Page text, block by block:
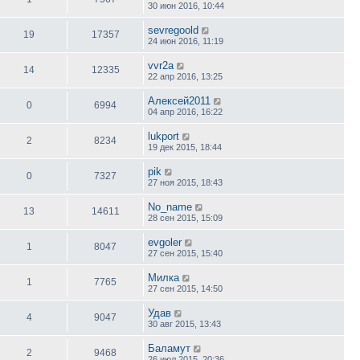
30 июн 2016, 10:44
19 17357 sevregoold
24 июн 2016, 11:19
14 12335 vvr2a
22 апр 2016, 13:25
0 6994 Алексей2011
04 апр 2016, 16:22
2 8234 lukport
19 дек 2015, 18:44
0 7327 pik
27 ноя 2015, 18:43
13 14611 No_name
28 сен 2015, 15:09
1 8047 evgoler
27 сен 2015, 15:40
1 7765 Милка
27 сен 2015, 14:50
4 9047 Удав
30 авг 2015, 13:43
2 9468 Баламут